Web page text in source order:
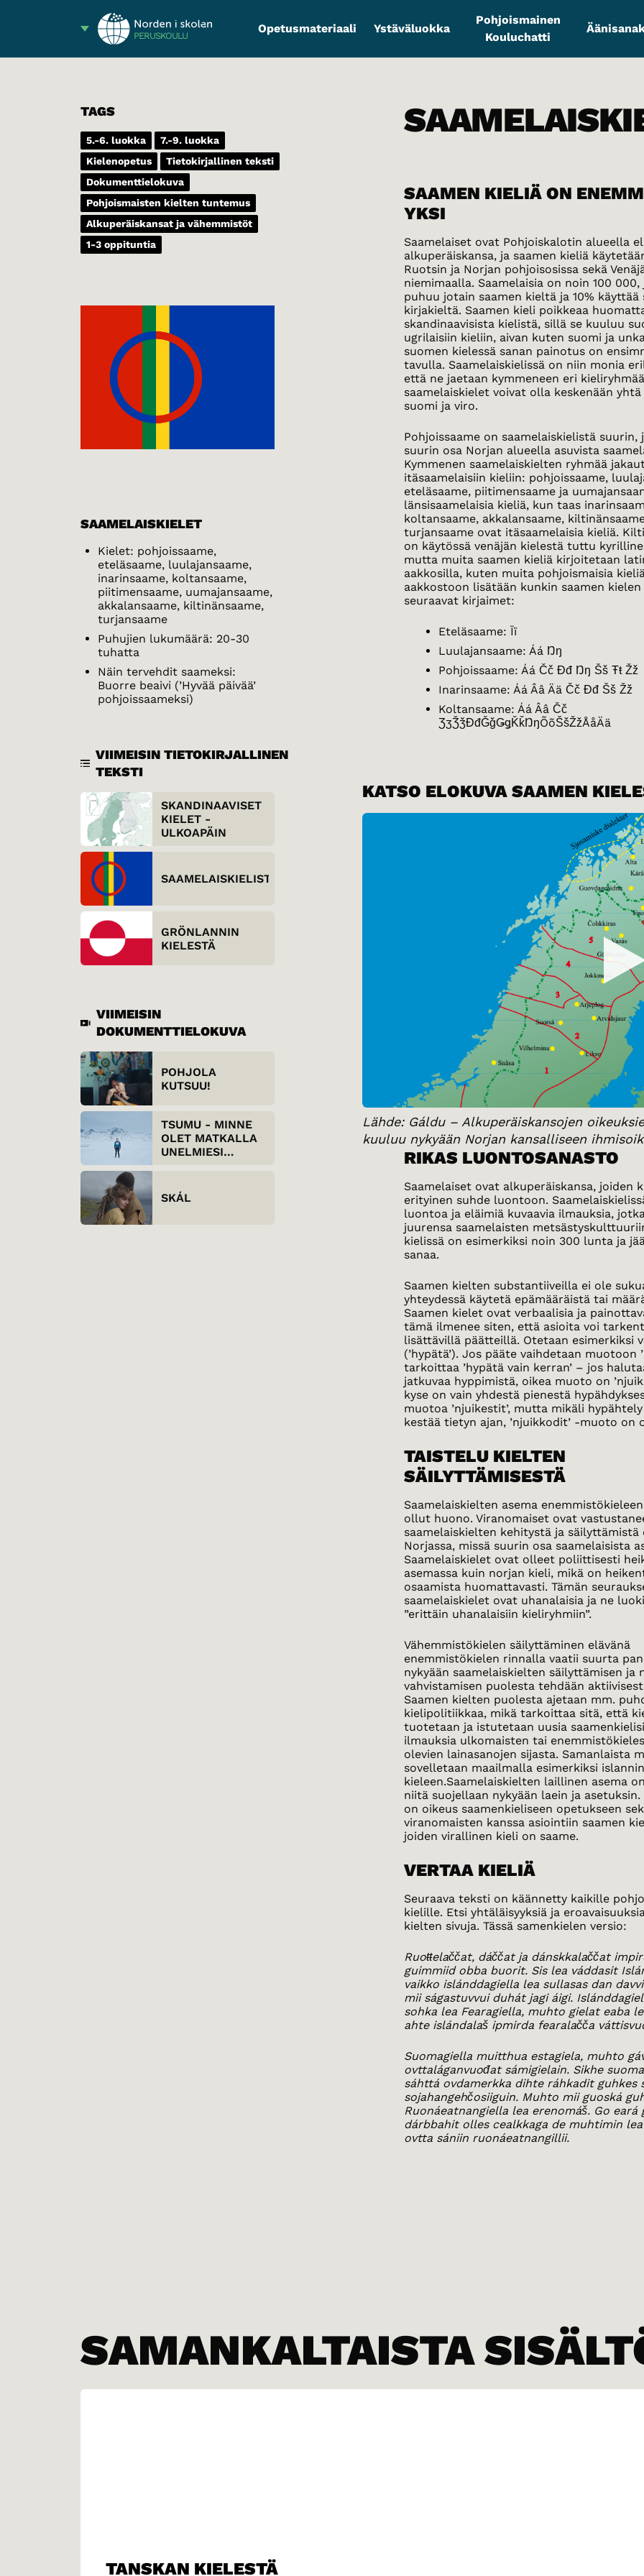
PERUSKOULU
Opetusmateriaali Ystäväluokka
Pohjoismainen
Kouluchatti
TAGS
5.-6. luokka
7.-9. luokka
Kielenopetus
Tietokirjallinen teksti
Dokumenttielokuva
Pohjoismaisten kielten tuntemus
Alkuperäiskansat ja vähemmistöt
1-3 oppituntia
SAAMELAISKIELET
Kielet: pohjoissaame,
eteläsaame, luulajansaame,
inarinsaame, koltansaame,
piitimensaame, uumajansaame,
akkalansaame, kiltinänsaame,
turjansaame
Puhujien lukumäärä: 20-30
tuhatta
Näin tervehdit saameksi:
Buorre beaivi (’Hyvää päivää’
pohjoissaameksi)
VIIMEISIN TIETOKIRJALLINEN
TEKSTI
SKANDINAAVISET
KIELET -
ULKOAPÄIN
SAAMELAISKIELISTÄ
GRÖNLANNIN
KIELESTÄ
VIIMEISIN
DOKUMENTTIELOKUVA
POHJOLA
KUTSUU!
TSUMU - MINNE
OLET MATKALLA
UNELMIESI
SKÁL
SAAMEN KIELIÄ ON
YKSI
Saamelaiset ovat Pohjoiskalotin alueella
alkuperäiskansa, ja saamen kieliä
Ruotsin ja Norjan pohjoisosissa sekä
niemimaalla. Saamelaisia on noin 100
puhuu jotain saamen kieltä ja 10% käyttää
kirjakieltä. Saamen kieli poikkeaa
skandinaavisista kielistä, sillä se kuuluu
ugrilaisiin kieliin, aivan kuten suomi ja
suomen kielessä sanan painotus on
tavulla. Saamelaiskielissä on niin monia
että ne jaetaan kymmeneen eri
saamelaiskielet voivat olla keskenään
suomi ja viro.
Pohjoissaame on saamelaiskielistä suurin,
suurin osa Norjan alueella asuvista
Kymmenen saamelaiskielten ryhmää
itäsaamelaisiin kieliin: pohjoissaame,
eteläsaame, piitimensaame ja
länsisaamelaisia kieliä, kun taas
koltansaame, akkalansaame,
turjansaame ovat itäsaamelaisia kieliä.
on käytössä venäjän kielestä tuttu
mutta muita saamen kieliä kirjoitetaan
aakkosilla, kuten muita pohjoismaisia
aakkostoon lisätään kunkin saamen
seuraavat kirjaimet:
Eteläsaame: Ïï
Luulajansaame: Áá Ŋŋ
Pohjoissaame: Áá Čč Đđ Ŋŋ Šš Ŧŧ Žž
Inarinsaame: Áá Ââ Ää Čč Đđ Šš Žž
Koltansaame: Áá Ââ Čč
ƷʒǮǯĐđǦǧǤǥǨǩŊŋÕõŠšŽžÅåÄä
KATSO ELOKUVA SAAMEN
Lähde: Gáldu – Alkuperäiskansojen
kuuluu nykyään Norjan kansalliseen
RIKAS LUONTOSANASTO
Saamelaiset ovat alkuperäiskansa, joiden
erityinen suhde luontoon.
luontoa ja eläimiä kuvaavia ilmauksia,
juurensa saamelaisten
kielissä on esimerkiksi noin 300 lunta ja
sanaa.
Saamen kielten substantiiveilla ei ole
yhteydessä käytetä epämääräistä tai
Saamen kielet ovat verbaalisia ja
tämä ilmenee siten, että asioita voi
lisättävillä päätteillä. Otetaan esimerkiksi
(’hypätä’). Jos pääte vaihdetaan muotoon
tarkoittaa ’hypätä vain kerran’ – jos
jatkuvaa hyppimistä, oikea muoto on
kyse on vain yhdestä pienestä
muotoa ’njuikestit’, mutta mikäli
kestää tietyn ajan, ’njuikkodit’ -muoto on
TAISTELU KIELTEN
SÄILYTTÄMISESTÄ
Saamelaiskielten asema
ollut huono. Viranomaiset ovat
saamelaiskielten kehitystä ja säilyttämistä
Norjassa, missä suurin osa saamelaisista
Saamelaiskielet ovat olleet poliittisesti
asemassa kuin norjan kieli, mikä on
osaamista huomattavasti. Tämän
saamelaiskielet ovat uhanalaisia ja ne
”erittäin uhanalaisiin kieliryhmiin”.
Vähemmistökielen säilyttäminen elävänä
enemmistökielen rinnalla vaatii suurta
nykyään saamelaiskielten säilyttämisen ja
vahvistamisen puolesta tehdään
Saamen kielten puolesta ajetaan mm.
kielipolitiikkaa, mikä tarkoittaa sitä, että
tuotetaan ja istutetaan uusia
ilmauksia ulkomaisten tai
olevien lainasanojen sijasta. Samanlaista
sovelletaan maailmalla esimerkiksi
kieleen.Saamelaiskielten laillinen asema
niitä suojellaan nykyään laein ja asetuksin.
on oikeus saamenkieliseen opetukseen
viranomaisten kanssa asiointiin saamen
joiden virallinen kieli on saame.
VERTAA KIELIÄ
Seuraava teksti on käännetty kaikille
kielille. Etsi yhtäläisyyksiä ja
kielten sivuja. Tässä samenkielen versio:
Ruoŧŧelaččat, dáččat ja dánskkalaččat
guimmiid obba buorit. Sis lea váddasit
vaikko islánddagiella lea sullasas dan
mii ságastuvvui duhát jagi áigi.
sohka lea Fearagiella, muhto gielat eaba
ahte islándalaš ipmirda fearalačča
Suomagiella muitthua estagiela, muhto
ovttaláganvuođat sámigielain. Sikhe
sáhttá ovdamerkka dihte ráhkadit guhkes
sojahangehčosiiguin. Muhto mii guoská
Ruonáeatnangiella lea erenomáš. Go eará
dárbbahit olles cealkkaga de muhtimin
ovtta sániin ruonáeatnangillii.
SAMANKALTAISTA
TANSKAN KIELESTÄ